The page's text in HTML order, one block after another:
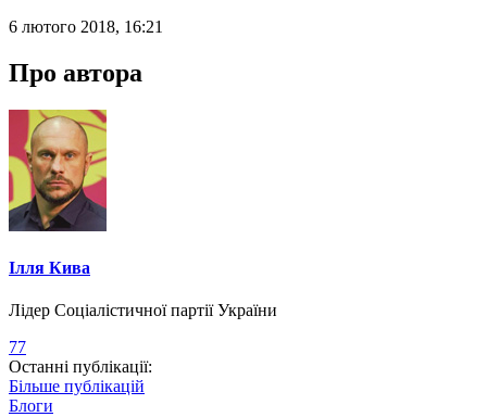
6 лютого 2018, 16:21
Про автора
Ілля Кива
Лідер Соціалістичної партії України
77
Останні публікації:
Більше публікацій
Блоги